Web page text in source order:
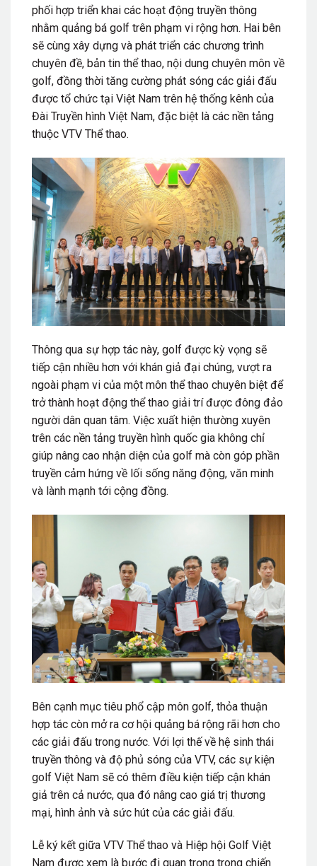
phối hợp triển khai các hoạt động truyền thông
nhằm quảng bá golf trên phạm vi rộng hơn. Hai bên
sẽ cùng xây dựng và phát triển các chương trình
chuyên đề, bản tin thể thao, nội dung chuyên môn về
golf, đồng thời tăng cường phát sóng các giải đấu
được tổ chức tại Việt Nam trên hệ thống kênh của
Đài Truyền hình Việt Nam, đặc biệt là các nền tảng
thuộc VTV Thể thao.
Thông qua sự hợp tác này, golf được kỳ vọng sẽ
tiếp cận nhiều hơn với khán giả đại chúng, vượt ra
ngoài phạm vi của một môn thể thao chuyên biệt để
trở thành hoạt động thể thao giải trí được đông đảo
người dân quan tâm. Việc xuất hiện thường xuyên
trên các nền tảng truyền hình quốc gia không chỉ
giúp nâng cao nhận diện của golf mà còn góp phần
truyền cảm hứng về lối sống năng động, văn minh
và lành mạnh tới cộng đồng.
Bên cạnh mục tiêu phổ cập môn golf, thỏa thuận
hợp tác còn mở ra cơ hội quảng bá rộng rãi hơn cho
các giải đấu trong nước. Với lợi thế về hệ sinh thái
truyền thông và độ phủ sóng của VTV, các sự kiện
golf Việt Nam sẽ có thêm điều kiện tiếp cận khán
giả trên cả nước, qua đó nâng cao giá trị thương
mại, hình ảnh và sức hút của các giải đấu.
Lễ ký kết giữa VTV Thể thao và Hiệp hội Golf Việt
Nam được xem là bước đi quan trọng trong chiến